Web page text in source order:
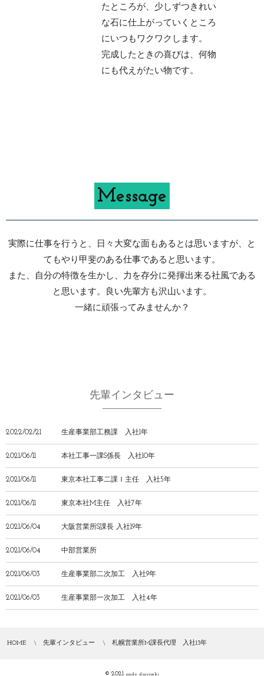
たところが、少しずつきれい
な石に仕上がっていくところ
にいつもワクワクします。
完成したときの喜びは、何物
にも代えがたい物です。
Message
実際に仕事を行うと、日々大変な面もあるとは思いますが、と
てもやり甲斐のある仕事であると思います。
また、自分の特徴を生かし、力を存分に発揮出来る社風である
と思います。良い先輩方も沢山います。
一緒に頑張ってみませんか？
先輩インタビュー
2022/02/21 生産事業部工務課 入社1年
2021/06/11 本社工事一課S係長 入社10年
2021/06/11 東京本社工事二課Ｉ主任 入社5年
2021/06/11 東京本社M主任 入社7年
2021/06/04 大阪営業所S課長 入社19年
2021/06/04 中部営業所
2021/06/03 生産事業部二次加工 入社9年
2021/06/03 生産事業部一次加工 入社4年
HOME 先輩インタビュー 札幌営業所M課長代理 入社13年
© 2021 ando dairiseki